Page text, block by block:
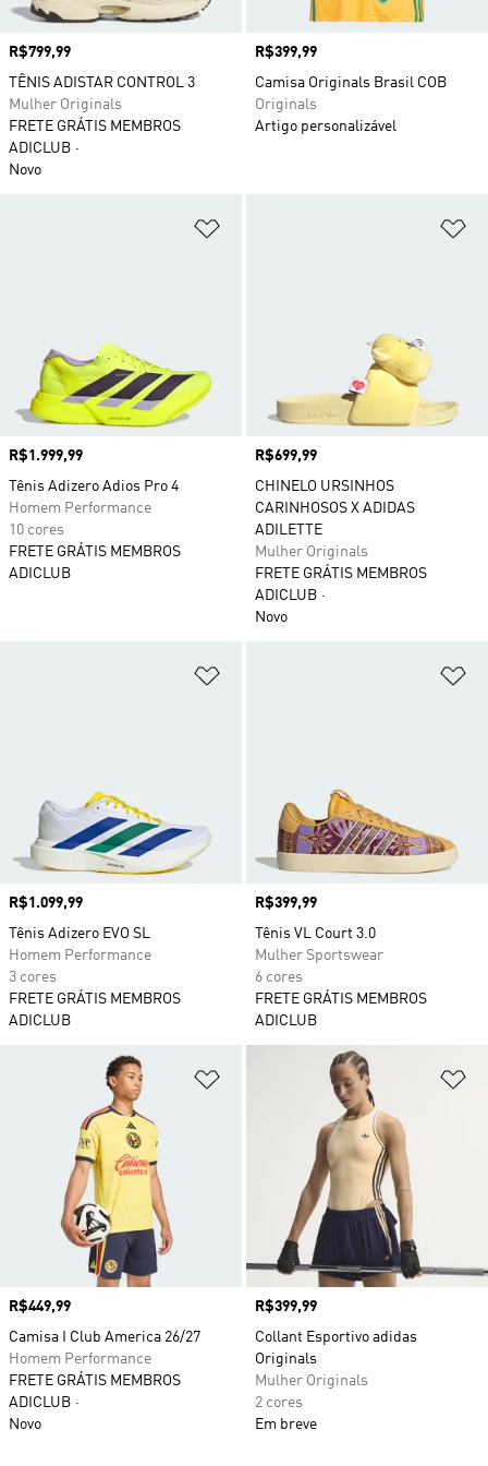
Preço
R$799,99
TÊNIS ADISTAR CONTROL 3
Mulher Originals
FRETE GRÁTIS MEMBROS
ADICLUB
Novo
Preço
R$399,99
Camisa Originals Brasil COB
Originals
Artigo personalizável
Preço
R$1.999,99
Tênis Adizero Adios Pro 4
Homem Performance
10 cores
FRETE GRÁTIS MEMBROS
ADICLUB
Preço
R$699,99
CHINELO URSINHOS
CARINHOSOS X ADIDAS
ADILETTE
Mulher Originals
FRETE GRÁTIS MEMBROS
ADICLUB
Novo
Preço
R$1.099,99
Tênis Adizero EVO SL
Homem Performance
3 cores
FRETE GRÁTIS MEMBROS
ADICLUB
Preço
R$399,99
Tênis VL Court 3.0
Mulher Sportswear
6 cores
FRETE GRÁTIS MEMBROS
ADICLUB
Adicionar à Lista de Desejos
Preço
R$449,99
Camisa I Club America 26/27
Homem Performance
FRETE GRÁTIS MEMBROS
ADICLUB
Novo
Preço
R$399,99
Collant Esportivo adidas
Originals
Mulher Originals
2 cores
Em breve